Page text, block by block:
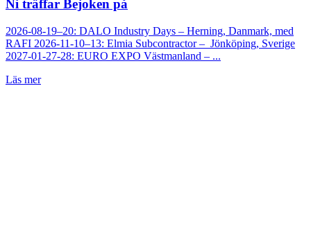
Ni träffar Bejoken på
2026-08-19–20: DALO Industry Days – Herning, Danmark, med
RAFI 2026-11-10–13: Elmia Subcontractor – Jönköping, Sverige
2027-01-27-28: EURO EXPO Västmanland – ...
Läs mer